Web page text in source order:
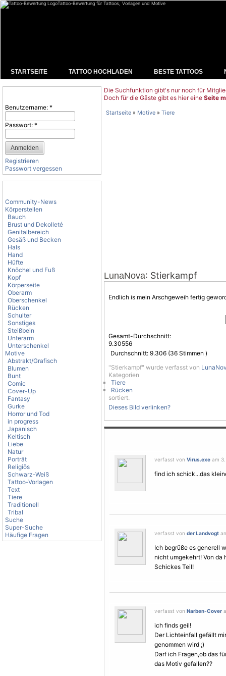
Tattoo-Bewertung für Tattoos, Vorlagen und Motive
STARTSEITE TATTOO HOCHLADEN BESTE TATTOOS
Benutzername: *
Passwort: *
Registrieren
Passwort vergessen
Community-News
Körperstellen
Bauch
Brust und Dekolleté
Genitalbereich
Gesäß und Becken
Hals
Hand
Hüfte
Knöchel und Fuß
Kopf
Körperseite
Oberarm
Oberschenkel
Rücken
Schulter
Sonstiges
Steißbein
Unterarm
Unterschenkel
Motive
Abstrakt/Grafisch
Blumen
Bunt
Comic
Cover-Up
Fantasy
Gurke
Horror und Tod
in progress
Japanisch
Keltisch
Liebe
Natur
Porträt
Religiös
Schwarz-Weiß
Tattoo-Vorlagen
Text
Tiere
Traditionell
Tribal
Suche
Super-Suche
Häufige Fragen
Die Suchfunktion gibt's nur noch für
Doch für die Gäste gibt es hier eine Seite
Startseite » Motive » Tiere
LunaNova: Stierkampf
Endlich is mein Arschgeweih fertig
Gesamt-Durchschnitt:
9.30556
Durchschnitt: 9.306 (36 Stimmen )
"Stierkampf" wurde verfasst von
Kategorien
Tiere
Rücken
sortiert.
Dieses Bild verlinken?
verfasst von Virus.exe am
find ich schick...das
verfasst von der Landvogt
Ich begrüße es generell
nicht umgekehrt! Von da
Schickes Teil!
verfasst von Narben-Cover
ich finds geil!
Der Lichteinfall gefällt
genommen wird ;)
Darf ich Fragen,ob das
das Motiv gefallen??